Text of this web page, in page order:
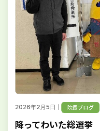
2026年2月5日 院長ブログ
降ってわいた総選挙